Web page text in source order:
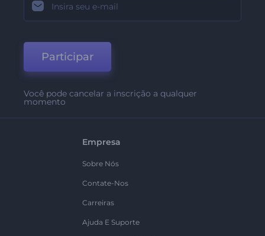
Participar
Você pode cancelar a inscrição a qualquer
momento
Empresa
Sobre Nós
Contate-Nos
Carreiras
Ajuda E Suporte